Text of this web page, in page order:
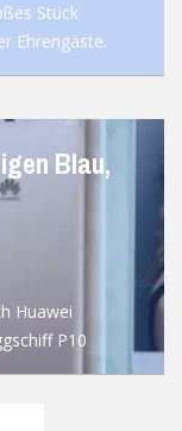
Stück
Ehrengäste.
Blau,
Huawei
P10